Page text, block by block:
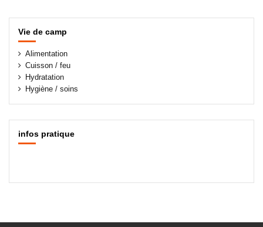
Vie de camp
Alimentation
Cuisson / feu
Hydratation
Hygiène / soins
infos pratique